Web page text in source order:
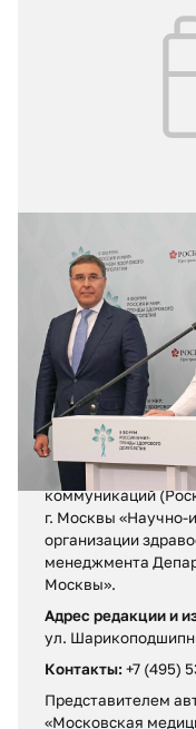
19.07.2026
Стратегия
Регистрационное
от 13 декабря 2017 г.
Выдано
связи,
коммуникаций
г. Москвы «Научно-
организации
менеджмента
Москвы».
Адрес редакции и
ул.
Контакты: +7 (495)
Представителем
«Московская